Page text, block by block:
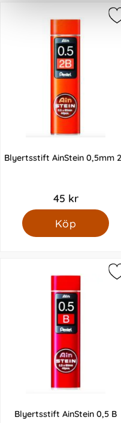
Blyertsstift AinStein 0,5mm
45 kr
Köp
Blyertsstift AinStein 0,5 B